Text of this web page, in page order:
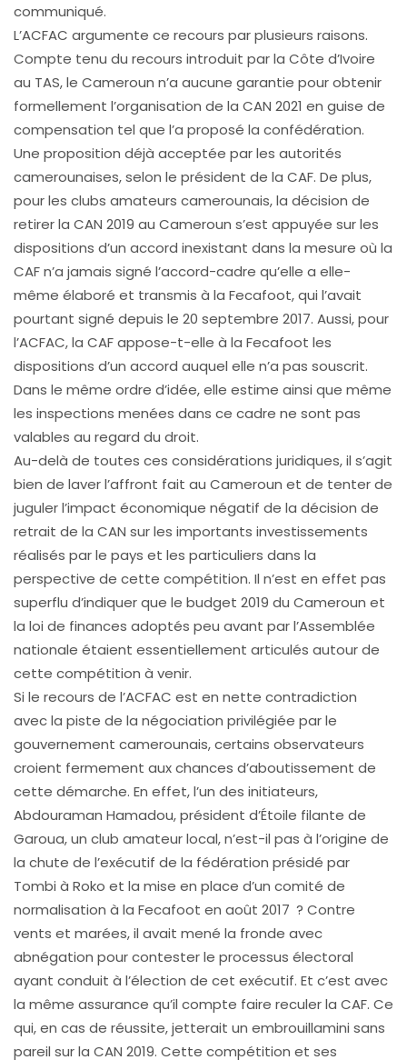
communiqué.
L’ACFAC argumente ce recours par plusieurs raisons.
Compte tenu du recours introduit par la Côte d’Ivoire
au TAS, le Cameroun n’a aucune garantie pour obtenir
formellement l’organisation de la CAN 2021 en guise de
compensation tel que l’a proposé la confédération.
Une proposition déjà acceptée par les autorités
camerounaises, selon le président de la CAF. De plus,
pour les clubs amateurs camerounais, la décision de
retirer la CAN 2019 au Cameroun s’est appuyée sur les
dispositions d’un accord inexistant dans la mesure où la
CAF n’a jamais signé l’accord-cadre qu’elle a elle-
même élaboré et transmis à la Fecafoot, qui l’avait
pourtant signé depuis le 20 septembre 2017. Aussi, pour
l’ACFAC, la CAF appose-t-elle à la Fecafoot les
dispositions d’un accord auquel elle n’a pas souscrit.
Dans le même ordre d’idée, elle estime ainsi que même
les inspections menées dans ce cadre ne sont pas
valables au regard du droit.
Au-delà de toutes ces considérations juridiques, il s’agit
bien de laver l’affront fait au Cameroun et de tenter de
juguler l’impact économique négatif de la décision de
retrait de la CAN sur les importants investissements
réalisés par le pays et les particuliers dans la
perspective de cette compétition. Il n’est en effet pas
superflu d’indiquer que le budget 2019 du Cameroun et
la loi de finances adoptés peu avant par l’Assemblée
nationale étaient essentiellement articulés autour de
cette compétition à venir.
Si le recours de l’ACFAC est en nette contradiction
avec la piste de la négociation privilégiée par le
gouvernement camerounais, certains observateurs
croient fermement aux chances d’aboutissement de
cette démarche. En effet, l’un des initiateurs,
Abdouraman Hamadou, président d’Étoile filante de
Garoua, un club amateur local, n’est-il pas à l’origine de
la chute de l’exécutif de la fédération présidé par
Tombi à Roko et la mise en place d’un comité de
normalisation à la Fecafoot en août 2017 ? Contre
vents et marées, il avait mené la fronde avec
abnégation pour contester le processus électoral
ayant conduit à l’élection de cet exécutif. Et c’est avec
la même assurance qu’il compte faire reculer la CAF. Ce
qui, en cas de réussite, jetterait un embrouillamini sans
pareil sur la CAN 2019. Cette compétition et ses